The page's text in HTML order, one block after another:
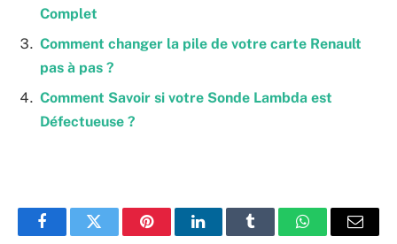
Complet
Comment changer la pile de votre carte Renault
pas à pas ?
Comment Savoir si votre Sonde Lambda est
Défectueuse ?
FacebookTwitter PinterestLinkedInTumblr WhatsAppEmail